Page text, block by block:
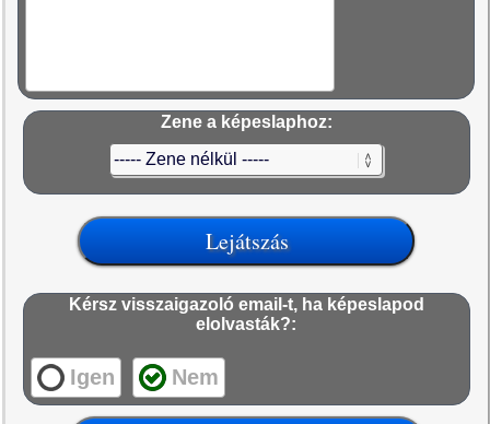
Zene a képeslaphoz:
Kérsz visszaigazoló email-t, ha képeslapod
elolvasták?:
Igen Nem